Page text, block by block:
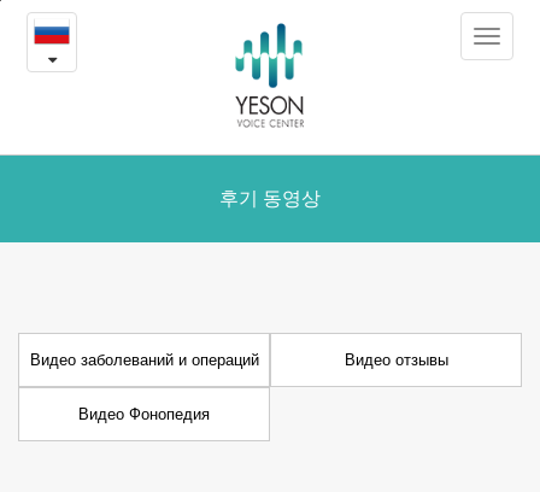
Видео
заболеваний
операций
Toggle
후기 동영상
Видео заболеваний и операций Видео отзывы
Видео Фонопедия